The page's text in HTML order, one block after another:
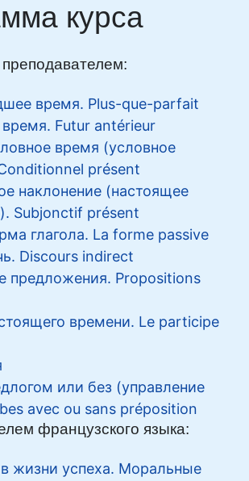
курса
время. Plus-que-parfait
Futur antérieur
время (условное
présent
наклонение (настоящее
Subjonctif présent
глагола. La forme passive
Discours indirect
предложения. Propositions
времени. Le participe
или без (управление
avec ou sans préposition
французского языка:
жизни успеха. Моральные